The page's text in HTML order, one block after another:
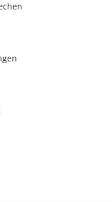
rundumsbaby.de
@rundumsbaby_